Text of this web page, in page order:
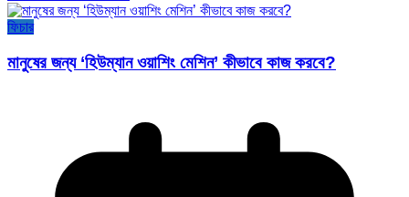
ফিচার
মানুষের জন্য ‘হিউম্যান ওয়াশিং মেশিন’ কীভাবে কাজ করবে?